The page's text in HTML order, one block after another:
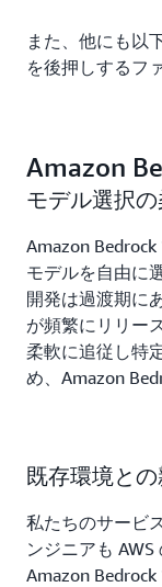
また、他にも以
を後押しするフ
Amazon
モデル選択
Amazon
モデルを自由に
開発は過渡期に
が頻繁にリリー
柔軟に追従し特
め、Amazon
既存環境と
私たちのサービ
ンジニアも AWS
Amazon